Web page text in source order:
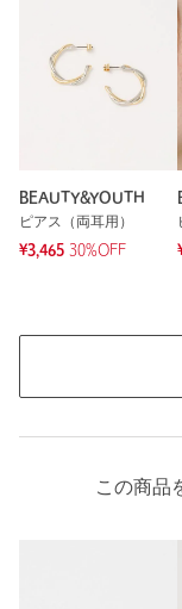
BEAUTY&YOUTH
ピアス（両耳用）
¥3,465 30%OFF
この商品